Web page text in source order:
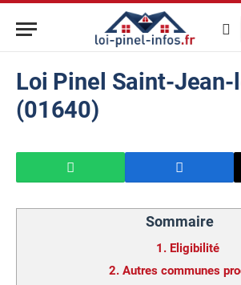
Loi Pinel Saint-
(01640)
Sommaire
1. Eligibilité
2. Autres communes